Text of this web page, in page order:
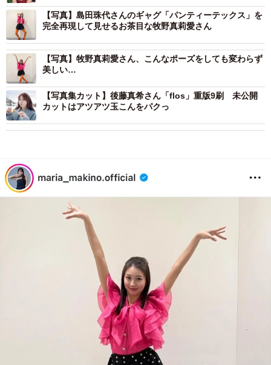
【写真】島田珠代さんのギャグ「パンティーテックス」を
完全再現して見せるお茶目な牧野真莉愛さん
【写真】牧野真莉愛さん、こんなポーズをしても変わらず
美しい…
【写真集カット】後藤真希さん「flos」重版9刷 未公開
カットはアツアツ玉こんをパクっ